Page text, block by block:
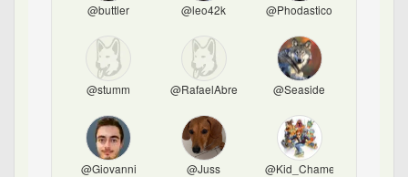
@buttler @leo42k @Phodastico
@stumm @RafaelAbreu @Seaside
@Giovanni @Juss @Kid_Chameleon